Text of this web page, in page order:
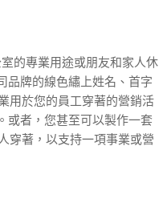
的專業用途或朋友和家人休
品牌的線色繡上姓名、首字
用於您的員工穿著的營銷活
或者，您甚至可以製作一套
穿著，以支持一項事業或營